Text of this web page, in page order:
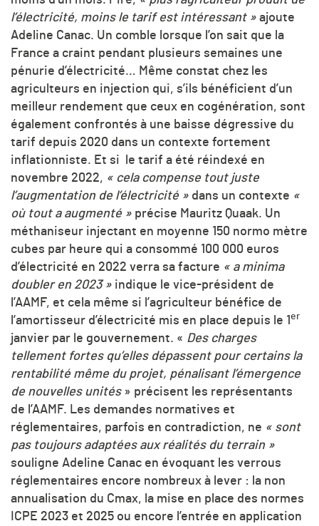
l’électricité, moins le tarif est intéressant » ajoute
Adeline Canac. Un comble lorsque l’on sait que la
France a craint pendant plusieurs semaines une
pénurie d’électricité… Même constat chez les
agriculteurs en injection qui, s’ils bénéficient d’un
meilleur rendement que ceux en cogénération, sont
également confrontés à une baisse dégressive du
tarif depuis 2020 dans un contexte fortement
inflationniste. Et si le tarif a été réindexé en
novembre 2022, « cela compense tout juste
l’augmentation de l’électricité » dans un contexte «
où tout a augmenté » précise Mauritz Quaak. Un
méthaniseur injectant en moyenne 150 normo mètre
cubes par heure qui a consommé 100 000 euros
d’électricité en 2022 verra sa facture « a minima
doubler en 2023 » indique le vice-président de
l’AAMF, et cela même si l’agriculteur bénéfice de
l’amortisseur d’électricité mis en place depuis le 1er
janvier par le gouvernement. « Des charges
tellement fortes qu’elles dépassent pour certains la
rentabilité même du projet, pénalisant l’émergence
de nouvelles unités » précisent les représentants
de l’AAMF. Les demandes normatives et
réglementaires, parfois en contradiction, ne « sont
pas toujours adaptées aux réalités du terrain »
souligne Adeline Canac en évoquant les verrous
réglementaires encore nombreux à lever : la non
annualisation du Cmax, la mise en place des normes
ICPE 2023 et 2025 ou encore l’entrée en application